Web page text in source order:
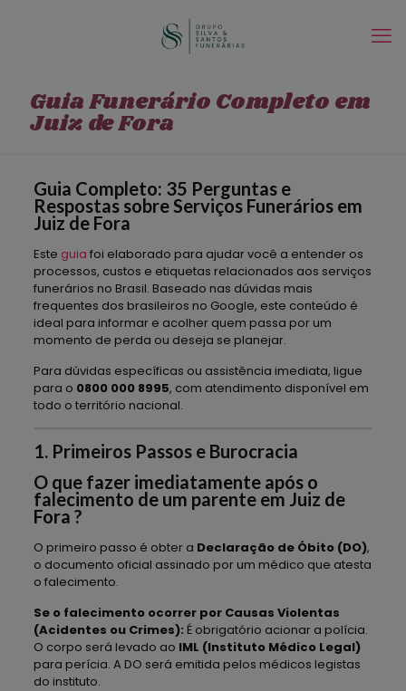
Guia Funerário Completo em
Juiz de Fora
Guia Completo: 35 Perguntas e
Respostas sobre Serviços Funerários em
Juiz de Fora
Este guia foi elaborado para ajudar você a entender os
processos, custos e etiquetas relacionados aos serviços
funerários no Brasil. Baseado nas dúvidas mais
frequentes dos brasileiros no Google, este conteúdo é
ideal para informar e acolher quem passa por um
momento de perda ou deseja se planejar.
Para dúvidas específicas ou assistência imediata, ligue
para o 0800 000 8995, com atendimento disponível em
todo o território nacional.
1. Primeiros Passos e Burocracia
O que fazer imediatamente após o
falecimento de um parente em Juiz de
Fora ?
O primeiro passo é obter a Declaração de Óbito (DO),
o documento oficial assinado por um médico que atesta
o falecimento.
Se o falecimento ocorrer por Causas Violentas
(Acidentes ou Crimes): É obrigatório acionar a polícia.
O corpo será levado ao IML (Instituto Médico Legal)
para perícia. A DO será emitida pelos médicos legistas
do instituto.